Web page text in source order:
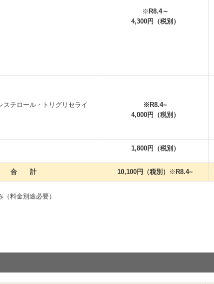
※ R8.4～
4,300円（税別）
ステロール・トリグリセライ
※R8.4~
4,000円（税別）
1,800円（税別）
） 合 計 10,100円（税別） ※ R8.4~
料金別途必要）